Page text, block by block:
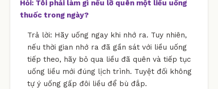
Hỏi: Tôi phải làm gì nếu lỡ quên một liều uống
thuốc trong ngày?
Trả lời: Hãy uống ngay khi nhớ ra. Tuy nhiên,
nếu thời gian nhớ ra đã gần sát với liều uống
tiếp theo, hãy bỏ qua liều đã quên và tiếp tục
uống liều mới đúng lịch trình. Tuyệt đối không
tự ý uống gấp đôi liều để bù đắp.